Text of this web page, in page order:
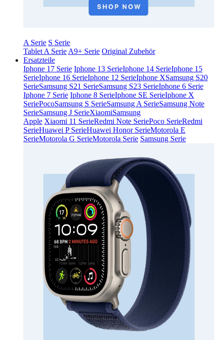
A Serie S Serie
Tablet A Serie A9+ Serie Original Zubehör
Ersatzteile
Iphone 17 Serie Iphone 13 SerieIphone 14 SerieIphone 15
SerieIphone 16 SerieIphone 12 SerieIphone XSamsung S20
SerieSamsung S21 SerieSamsung S23 SerieIphone 6 Serie
Iphone 7 Serie Iphone 8 SerieIphone SE SerieIphone X
SeriePocoSamsung S SerieSamsung A SerieSamsung Note
SerieSamsung J SerieXiaomiSamsung
Apple Xiaomi 11 SerieRedmi Note SeriePoco SerieRedmi
SerieHuawei P SerieHuawei Honor SerieMotorola E
SerieMotorola G SerieMotorola Serie Samsung Serie